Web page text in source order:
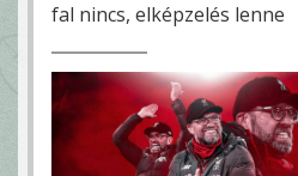
fal nincs, elképzelés lenne